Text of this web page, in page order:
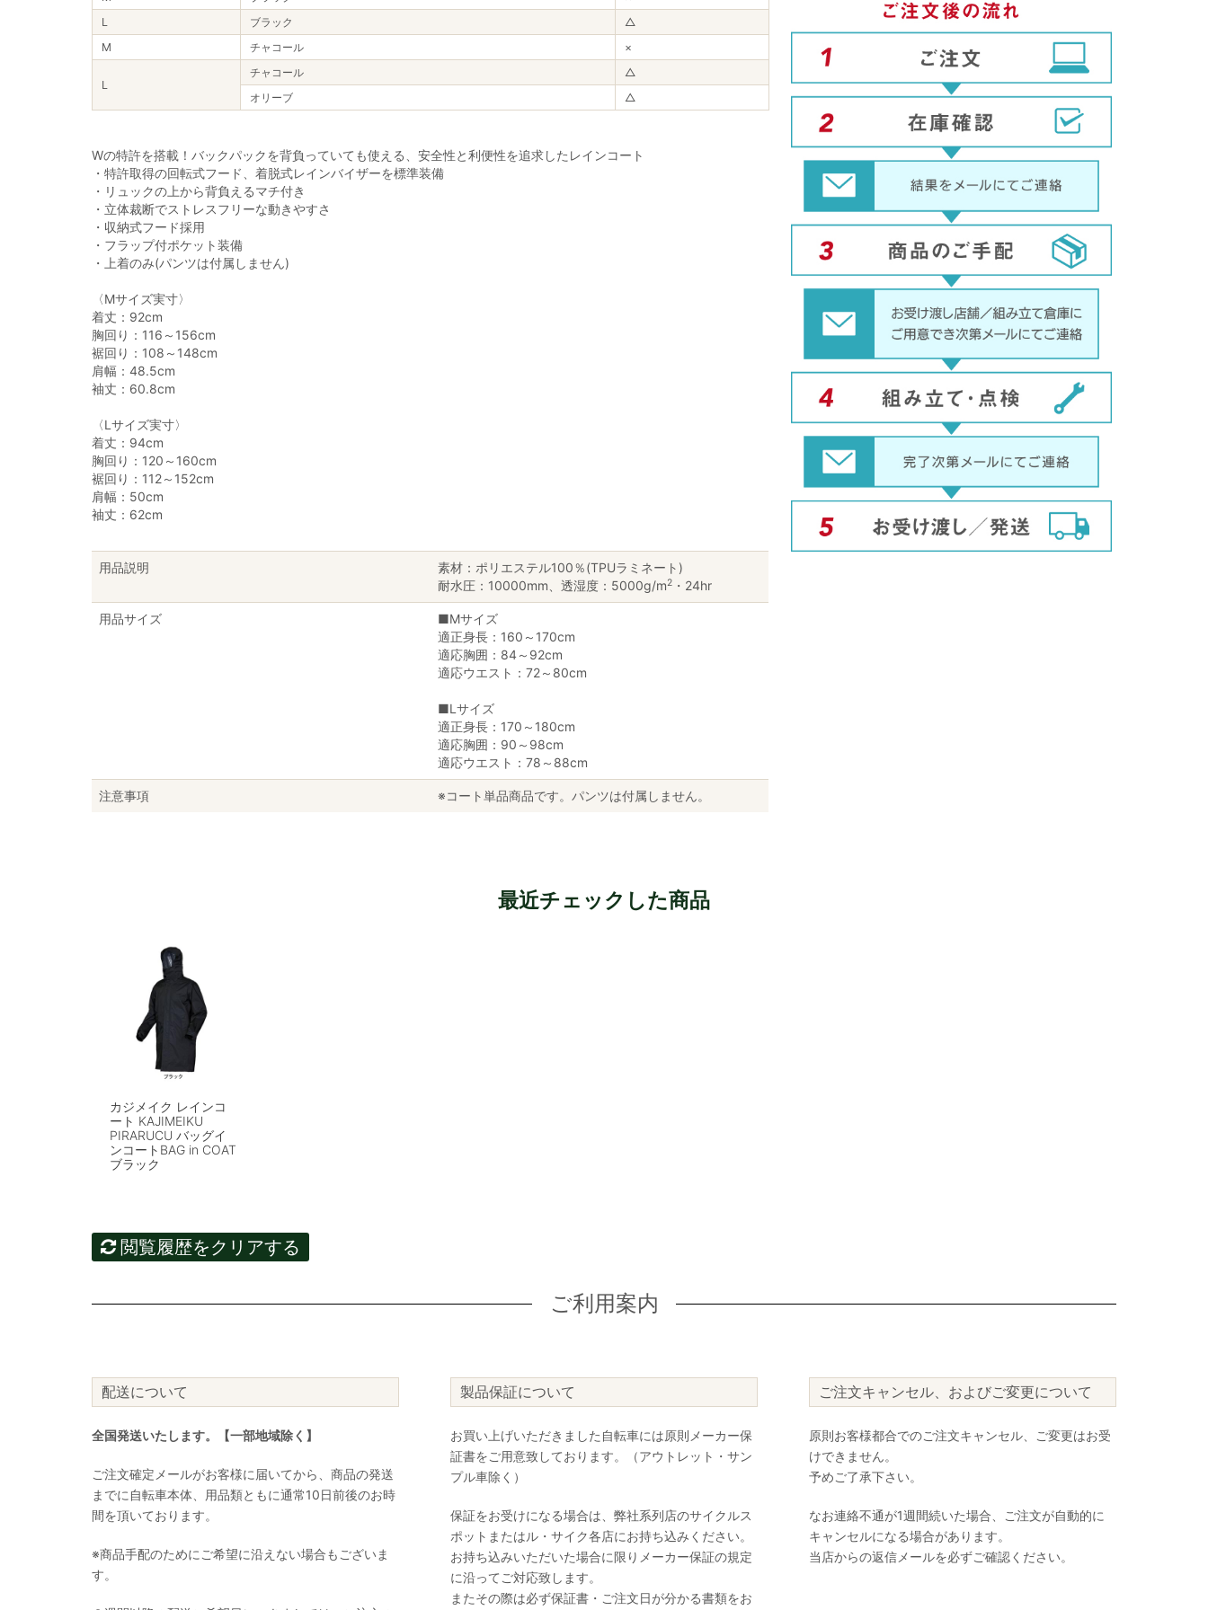
L
ブラック
△
M
チャコール ×
L
チャコール
△
オリーブ
△
Wの特許を搭載！バックパックを背負っていても使える、安全性と利便性を追求したレインコート
・特許取得の回転式フード、着脱式レインバイザーを標準装備
・リュックの上から背負えるマチ付き
・立体裁断でストレスフリーな動きやすさ
・収納式フード採用
・フラップ付ポケット装備
・上着のみ(パンツは付属しません)
〈Mサイズ実寸〉
着丈：92cm
胸回り：116～156cm
裾回り：108～148cm
肩幅：48.5cm
袖丈：60.8cm
〈Lサイズ実寸〉
着丈：94cm
胸回り：120～160cm
裾回り：112～152cm
肩幅：50cm
袖丈：62cm
用品説明
素材：ポリエステル100％(TPUラミネート)
耐水圧：10000mm、透湿度：5000g/m2・24hr
用品サイズ
■Mサイズ
適正身長：160～170cm
適応胸囲：84～92cm
適応ウエスト：72～80cm
■Lサイズ
適正身長：170～180cm
適応胸囲：90～98cm
適応ウエスト：78～88cm
注意事項 ※コート単品商品です。パンツは付属しません。
最近チェックした商品
カジメイク レインコ
ート KAJIMEIKU
PIRARUCU バッグイ
ンコートBAG in COAT
ブラック
閲覧履歴をクリアする
ご利用案内
配送について
全国発送いたします。【一部地域除く】
ご注文確定メールがお客様に届いてから、商品の発送
までに自転車本体、用品類ともに通常10日前後のお時
間を頂いております。
※商品手配のためにご希望に沿えない場合もございま
す。
製品保証について
お買い上げいただきました自転車には原則メーカー保
証書をご用意致しております。（アウトレット・サン
プル車除く）
保証をお受けになる場合は、弊社系列店のサイクルス
ポットまたはル・サイク各店にお持ち込みください。
お持ち込みいただいた場合に限りメーカー保証の規定
に沿ってご対応致します。
またその際は必ず保証書・ご注文日が分かる書類をお
ご注文キャンセル、およびご変更について
原則お客様都合でのご注文キャンセル、ご変更はお受
けできません。
予めご了承下さい。
なお連絡不通が1週間続いた場合、ご注文が自動的に
キャンセルになる場合があります。
当店からの返信メールを必ずご確認ください。